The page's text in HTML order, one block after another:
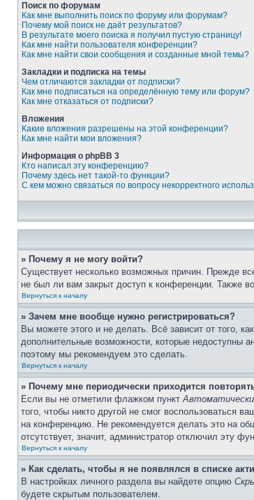
Поиск по форумам
Как мне выполнить поиск по форуму или форумам?
Почему мой поиск не даёт результатов?
В результате моего поиска я получил пустую страницу!
Как мне найти пользователя конференции?
Как мне найти свои сообщения и созданные мной темы?
Закладки и подписка на темы
Чем отличаются закладки от подписки?
Как мне подписаться на определённую тему или форум?
Как мне отказаться от подписки?
Вложения
Какие вложения разрешены на этой конференции?
Как мне найти мои вложения?
Информация о phpBB 3
Кто написал эту конференцию?
Почему здесь нет такой-то функции?
С кем можно связаться по вопросу некорректного
» Почему я не могу войти?
Существует несколько возможных причин. Прежде
не был ли вам закрыт доступ к конференции. Также
Вернуться к началу
» Зачем мне вообще нужно регистрироваться?
Вы можете этого и не делать. Всё зависит от того,
дополнительные возможности, которые недоступны
поэтому мы рекомендуем это сделать.
Вернуться к началу
» Почему мне периодически приходится
Если вы не отметили флажком пункт
того, чтобы никто другой не смог воспользоваться
на конференцию. Не рекомендуется делать это на
отсутствует, значит, администратор отключил эту
Вернуться к началу
» Как сделать, чтобы я не появлялся в списке
В настройках личного раздела вы найдете опцию
будете скрытым пользователем.